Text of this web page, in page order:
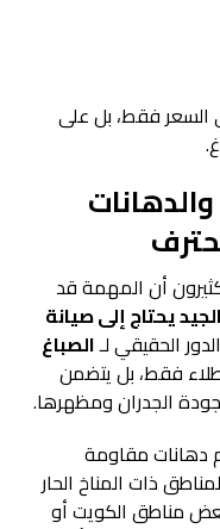
السعر فقط، بل على
أن المهمة قد
يحتاج إلى صيانة
الحقيقي لـالصباغ
فقط، بل يتضمن
الجدران ومظهرها.
دهانات مقاومة
ذات المناخ الحار
مناطق الكويت أو